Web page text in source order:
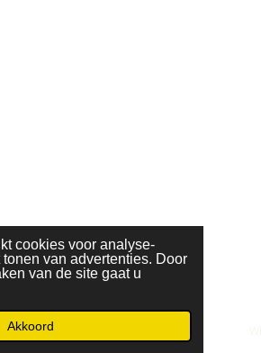
cookies voor analyse-
van advertenties. Door
van de site gaat u
Akkoord
Telefoonnummer